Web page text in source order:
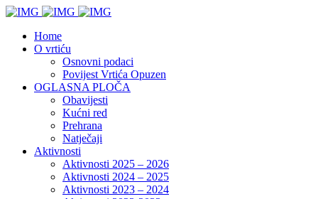
Home
O vrtiću
Osnovni podaci
Povijest Vrtića Opuzen
OGLASNA PLOČA
Obavijesti
Kućni red
Prehrana
Natječaji
Aktivnosti
Aktivnosti 2025 – 2026
Aktivnosti 2024 – 2025
Aktivnosti 2023 – 2024